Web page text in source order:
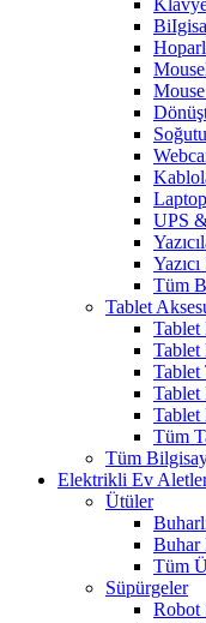
UPS
Tüm
Tablet
Tablet
Tablet
Tablet
Tüm
Tüm
Elektrikli Ev
Ütüler
Buhar
Tüm
Süpürgeler
Robot